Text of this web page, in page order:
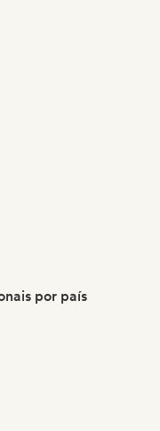
por país